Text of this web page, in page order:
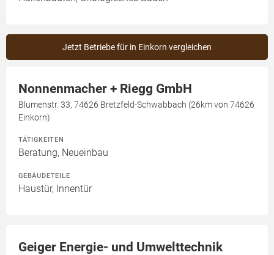
Jetzt Betriebe für in Einkorn vergleichen
Nonnenmacher + Riegg GmbH
Blumenstr. 33, 74626 Bretzfeld-Schwabbach (26km von 74626
Einkorn)
TÄTIGKEITEN
Beratung, Neueinbau
GEBÄUDETEILE
Haustür, Innentür
Geiger Energie- und Umwelttechnik